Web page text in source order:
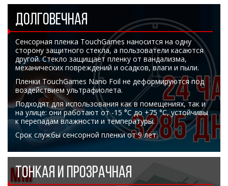
ДОЛГОВЕЧНАЯ
Сенсорная пленка TouchGames наносится на одну
сторону защитного стекла, а пользователи касаются
другой. Стекло защищает пленку от вандализма,
механических повреждений и осадков, влаги и пыли.
Пленки TouchGames Nano Foil не деформируются под
воздействием ультрафиолета.
Подходят для использования как в помещениях, так и
на улице: они работают от -15 °C до +75 °C, устойчивы
к перепадам влажности и температуры.
Срок службы сенсорной пленки от 9 лет.
ТОНКАЯ И ПРОЗРАЧНАЯ